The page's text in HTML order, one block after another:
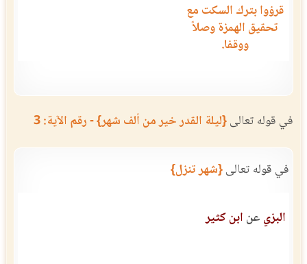
قرؤوا بترك السكت مع
تحقيق الهمزة وصلاً
ووقفا.
في قوله تعالى{ليلة القدر خير من ألف شهر} - رقم الآية: 3
في قوله تعالى{شهر تنزل}
البزي عن ابن كثير